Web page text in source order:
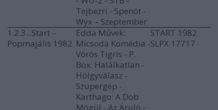
Tejbezri - Spenót -
Wyx – Szeptember
1.2.3...Start –
Popmajális 1982
Edda Művek:
Micsoda Komédia -
Vörös Tigris - P.
Box: Halálkatlan -
Hölgyválasz -
Szupergép -
Karthago: A Dob
Mögül - Az Áruló -
START 1982
SLPX 17717